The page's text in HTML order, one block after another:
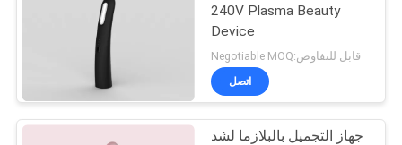
مكواة فرد الشعر
30
240V Plasma Beauty
Device
Negotiable MOQ:قابل للتفاوض
اتصل
جهاز التجميل بالبلازما لشد